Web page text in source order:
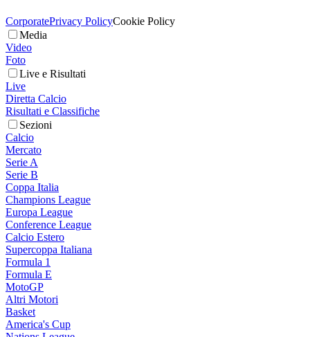
CorporatePrivacy PolicyCookie Policy
Media
Video
Foto
Live e Risultati
Live
Diretta Calcio
Risultati e Classifiche
Sezioni
Calcio
Mercato
Serie A
Serie B
Coppa Italia
Champions League
Europa League
Conference League
Calcio Estero
Supercoppa Italiana
Formula 1
Formula E
MotoGP
Altri Motori
Basket
America's Cup